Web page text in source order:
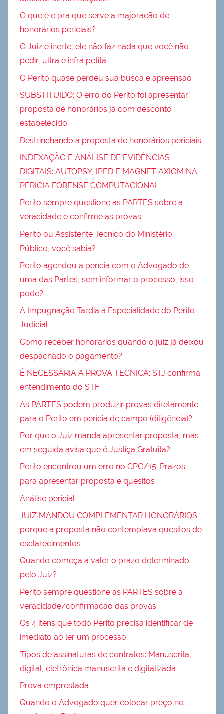
O que é e pra que serve a majoracão de
honorários periciais?
O Juiz é inerte, ele não faz nada que você não
pedir, ultra e infra petita
O Perito quase perdeu sua busca e apreensão
SUBSTITUIDO: O erro do Perito foi apresentar
proposta de honorários já com desconto
estabelecido
Destrinchando a proposta de honorários periciais
INDEXAÇÃO E ANÁLISE DE EVIDÊNCIAS
DIGITAIS: AUTOPSY, IPED E MAGNET AXIOM NA
PERÍCIA FORENSE COMPUTACIONAL
Perito sempre questione as PARTES sobre a
veracidade e confirme as provas
Perito ou Assistente Técnico do Ministério
Público, você sabia?
Perito agendou a perícia com o Advogado de
uma das Partes, sem informar o processo, isso
pode?
A Impugnação Tardia à Especialidade do Perito
Judicial
Como receber honorários quando o juiz já deixou
despachado o pagamento?
É NECESSÁRIA A PROVA TÉCNICA: STJ confirma
entendimento do STF
As PARTES podem produzir provas diretamente
para o Perito em perícia de campo (diligência)?
Por que o Juiz manda apresentar proposta, mas
em seguida avisa que é Justiça Gratuita?
Perito encontrou um erro no CPC/15: Prazos
para apresentar proposta e quesitos
Análise pericial
JUIZ MANDOU COMPLEMENTAR HONORÁRIOS
porque a proposta não contemplava quesitos de
esclarecimentos
Quando começa a valer o prazo determinado
pelo Juiz?
Perito sempre questione as PARTES sobre a
veracidade/confirmação das provas
Os 4 itens que todo Perito precisa identificar de
imediato ao ler um processo
Tipos de assinaturas de contratos: Manuscrita,
digital, eletrônica manuscrita e digitalizada
Prova emprestada
Quando o Advogado quer colocar preço no